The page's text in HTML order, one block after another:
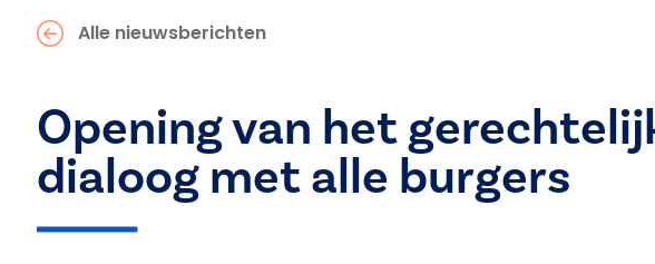
Alle nieuwsberichten
Opening van het
dialoog met alle burgers